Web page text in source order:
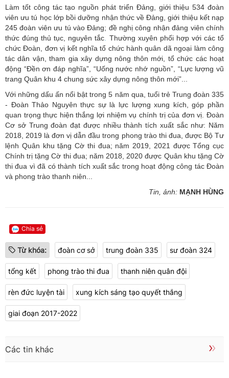
Làm tốt công tác tạo nguồn phát triển Đảng, giới thiệu534 đoàn
viên ưu tú học lớp bồi dưỡng nhận thức về Đảng, giới thiệu kết nạp
245 đoàn viên ưu tú vào Đảng; đề nghị công nhận đảng viên chính
thức đúng thủ tục, nguyên tắc
Thường xuyên phối hợp với các tổ
chức Đoàn, đơn vị kết nghĩa tổ chức hành quân dã ngoại làm công
tác dân vận, tham gia xây dựng nông thôn mới, tổ chức các hoạt
động “Đền ơn đáp nghĩa”, “Uống nước nhớ nguồn”, “Lực lượng vũ
trang Quân khu 4 chung sức xây dựng nông thôn mới”...
Với những dấu ấn nổi bật trong 5 năm qua, tuổi trẻ Trung đoàn 335
- Đoàn Thảo Nguyên thực sự là lực lượng xung kích, góp phần
quan trọng thực hiện thắng lợi nhiệm vụ chính trị của đơn vị. Đoàn
Cơ sở Trung đoàn đạt được nhiều thành tích xuất sắc như: Năm
2018, 2019 là đơn vị dẫn đầu trong phong trào thi đua, được Bộ Tư
lệnh Quân khu tặng Cờ thi đua; năm 2019, 2021 được Tổng cục
Chính trị tặng Cờ thi đua; năm 2018, 2020 được Quân khu tặng Cờ
thi đua vì đã có thành tích xuất sắc trong hoạt động công tác Đoàn
và phong trào thanh niên...
Tin, ảnh: MẠNH HÙNG
Chia sẻ
Từ khóa: đoàn cơ sở trung đoàn 335 sư đoàn 324
tổng kết phong trào thi đua thanh niên quân đội
rèn đức luyện tài xung kích sáng tạo quyết thắng
giai đoạn 2017-2022
Các tin khác